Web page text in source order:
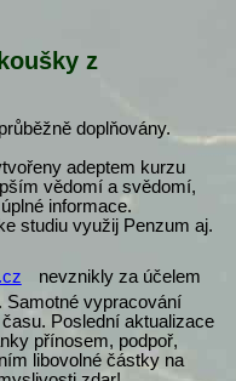
z
doplňovány.
adeptem kurzu
vědomí a svědomí,
informace.
studiu využij Penzum aj.
nevznikly za účelem
Samotné vypracování
Poslední aktualizace
přínosem, podpoř,
libovolné částky na